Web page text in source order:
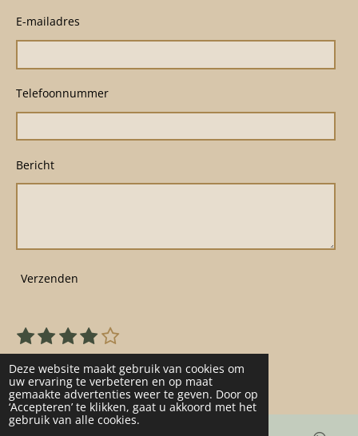
Deze website maakt gebruik van cookies om
uw ervaring te verbeteren en op maat
gemaakte advertenties weer te geven. Door op
‘Accepteren’ te klikken, gaat u akkoord met het
gebruik van alle cookies.
E-mailadres
Telefoonnummer
Bericht
Verzenden
R
a
t
i
n
1
s
t
e
r
2
s
t
e
r
3
s
t
e
r
4
s
t
e
r
5
s
t
e
r
S
e
m
m
e
n
22 stemmen